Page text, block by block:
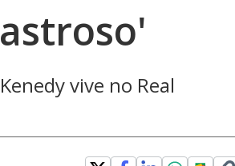
vive no Real